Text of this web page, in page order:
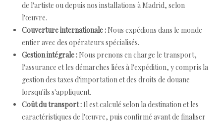
de l'artiste ou depuis nos installations à Madrid, selon
l'œuvre.
Couverture internationale : Nous expédions dans le monde
entier avec des opérateurs spécialisés.
Gestion intégrale : Nous prenons en charge le transport,
l'assurance et les démarches liées à l'expédition, y compris la
gestion des taxes d'importation et des droits de douane
lorsqu'ils s'appliquent.
Coût du transport : Il est calculé selon la destination et les
caractéristiques de l'œuvre, puis confirmé avant de finaliser